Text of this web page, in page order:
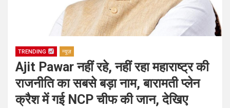
TRENDING न्यूज़
Ajit Pawar नहीं रहे, नहीं रहा महाराष्ट्र की
राजनीति का सबसे बड़ा नाम, बारामती प्लेन
क्रैश में गई NCP चीफ की जान, देखिए